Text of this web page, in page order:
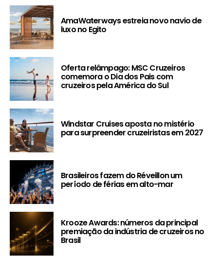
AmaWaterways estreia novo navio de
luxo no Egito
Oferta relâmpago: MSC Cruzeiros
comemora o Dia dos Pais com
cruzeiros pela América do Sul
Windstar Cruises aposta no mistério
para surpreender cruzeiristas em 2027
Brasileiros fazem do Réveillon um
período de férias em alto-mar
Krooze Awards: números da principal
premiação da indústria de cruzeiros no
Brasil